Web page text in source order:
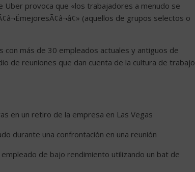
Uber provoca que «los trabajadores a menudo se
(aquellos de grupos selectos o
más de 30 empleados actuales y antiguos de
de reuniones que dan cuenta de la cultura de trabajo
en un retiro de la empresa en Las Vegas
durante una confrontación en una reunión
de bajo rendimiento utilizando un bat de